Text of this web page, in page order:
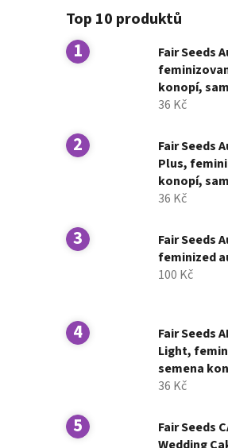
o
s
t
n
n
n
e
Top 10 produktů
Fair Seeds
konopí,
36 Kč
Fair Seeds
Plus,
konopí,
36 Kč
Fair Seeds
feminized
100 Kč
Fair Seeds
Light,
semena
36 Kč
Fair Seeds